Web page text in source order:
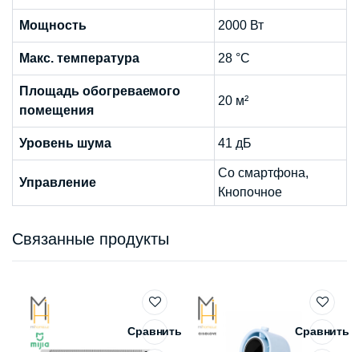
Мощность 2000 Вт
Макс. температура 28 °С
Площадь обогреваемого
помещения
20 м²
Уровень шума 41 дБ
Управление
Со смартфона,
Кнопочное
Связанные продукты
Сравнить Сравнить